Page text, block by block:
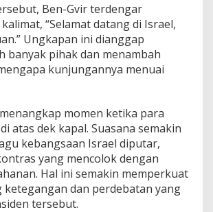
Ben-Gvir terdengar
“Selamat datang di Israel,
Ungkapan ini dianggap
banyak pihak dan menambah
kunjungannya menuai
momen ketika para
atas dek kapal. Suasana semakin
kebangsaan Israel diputar,
yang mencolok dengan
Hal ini semakin memperkuat
ketegangan dan perdebatan yang
tersebut.